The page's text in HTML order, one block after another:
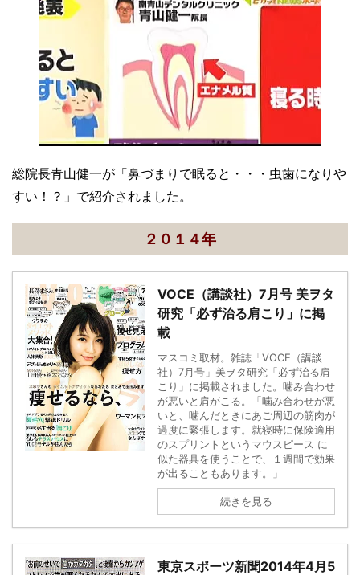
総院長青山健一が「鼻づまりで眠ると・・・虫歯になりや
すい！？」で紹介されました。
２０１４年
VOCE（講談社）7月号 美ヲタ
研究「必ず治る肩こり」に掲
載
マスコミ取材。雑誌「VOCE（講談
社）7月号」美ヲタ研究「必ず治る肩
こり」に掲載されました。噛み合わせ
が悪いと肩がこる。「噛み合わせが悪
いと、噛んだときにあご周辺の筋肉が
過度に緊張します。就寝時に保険適用
のスプリントというマウスピース に
似た器具を使うことで、１週間で効果
が出ることもあります。」
続きを見る
東京スポーツ新聞2014年4月5